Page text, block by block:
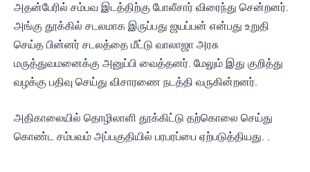
அதன்பேரில் சம்பவ இடத்திற்கு போலீசார் விரைந்து சென்றனர்.
அங்கு தூக்கில் சடலமாக இருப்பது ஜயப்பன் என்பது உறுதி
செய்த பின்னர் சடலத்தை மீட்டு வாலாஜா அரசு
மருத்துவமனைக்கு அனுப்பி வைத்தனர். மேலும் இது குறித்து
வழக்கு பதிவு செய்து விசாரணை நடத்தி வருகின்றனர்.
அதிகாலையில் தொழிலாளி தூக்கிட்டு தற்கொலை செய்து
கொண்ட சம்பவம் அப்பகுதியில் பரபரப்பை ஏற்படுத்தியது. .